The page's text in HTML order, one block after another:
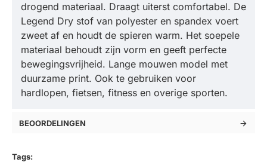
drogend materiaal. Draagt uiterst comfortabel. De
Legend Dry stof van polyester en spandex voert
zweet af en houdt de spieren warm. Het soepele
materiaal behoudt zijn vorm en geeft perfecte
bewegingsvrijheid. Lange mouwen model met
duurzame print. Ook te gebruiken voor
hardlopen, fietsen, fitness en overige sporten.
BEOORDELINGEN
Tags: